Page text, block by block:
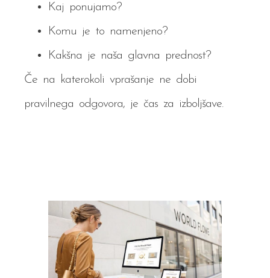
Kaj ponujamo?
Komu je to namenjeno?
Kakšna je naša glavna prednost?
Če na katerokoli vprašanje ne dobi
pravilnega odgovora, je čas za izboljšave.